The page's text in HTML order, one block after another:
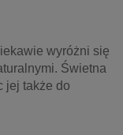
wyróżni się
Świetna
jej także do